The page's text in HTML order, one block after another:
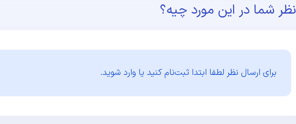
نظر شما در این مورد چیه؟
برای ارسال نظر لطفا ابتدا ثبت‌نام کنید یا وارد شوید.